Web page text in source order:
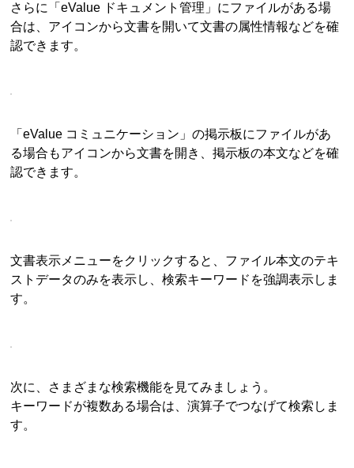
さらに「eValue ドキュメント管理」にファイルがある場
合は、アイコンから文書を開いて文書の属性情報などを確
認できます。
「eValue コミュニケーション」の掲示板にファイルがあ
る場合もアイコンから文書を開き、掲示板の本文などを確
認できます。
文書表示メニューをクリックすると、ファイル本文のテキ
ストデータのみを表示し、検索キーワードを強調表示しま
す。
次に、さまざまな検索機能を見てみましょう。
キーワードが複数ある場合は、演算子でつなげて検索しま
す。